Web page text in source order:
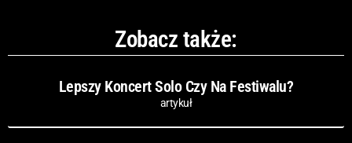
Zobacz także:
Lepszy Koncert Solo Czy Na Festiwalu?
artykuł